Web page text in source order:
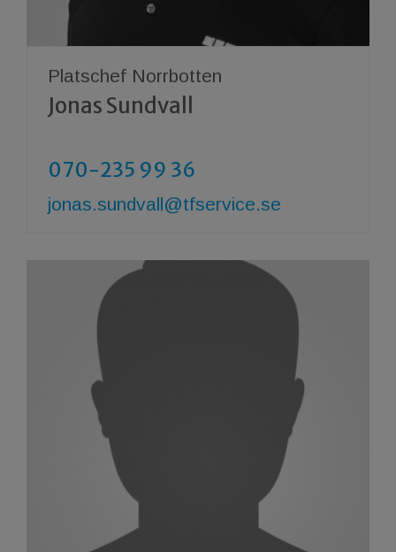
Platschef Norrbotten
Jonas Sundvall
070-235 99 36
jonas.sundvall@tfservice.se